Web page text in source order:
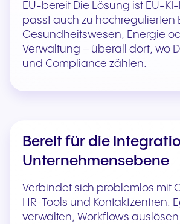
EU-bereit Die Lösung ist EU-
passt auch zu hochregulierten
Gesundheitswesen, Energie
Verwaltung – überall dort, wo
und Compliance zählen.
Bereit für die
Unternehmensebene
Verbindet sich problemlos mit
HR-Tools und Kontaktzentren.
verwalten, Workflows